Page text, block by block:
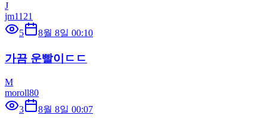
J
jm1121
5
8월 8일 00:10
가끔 운빨이ㄷㄷ
M
moroll80
3
8월 8일 00:07